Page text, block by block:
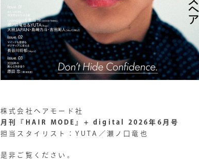
株式会社ヘアモード社
月刊『HAIR MODE』+ digital 2026年6月号
担当スタイリスト：YUTA／瀬ノ口竜也
是非ご覧ください。